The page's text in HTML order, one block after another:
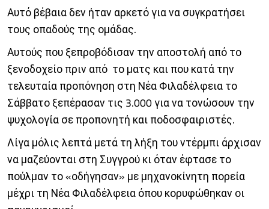
Αυτό βέβαια δεν ήταν αρκετό για να συγκρατήσει
τους οπαδούς της ομάδας.
Αυτούς που ξεπροβόδισαν την αποστολή από το
ξενοδοχείο πριν από το ματς και που κατά την
τελευταία προπόνηση στη Νέα Φιλαδέλφεια το
Σάββατο ξεπέρασαν τις 3.000 για να τονώσουν την
ψυχολογία σε προπονητή και ποδοσφαιριστές.
Λίγα μόλις λεπτά μετά τη λήξη του ντέρμπι άρχισαν
να μαζεύονται στη Συγγρού κι όταν έφτασε το
πούλμαν το «οδήγησαν» με μηχανοκίνητη πορεία
μέχρι τη Νέα Φιλαδέλφεια όπου κορυφώθηκαν οι